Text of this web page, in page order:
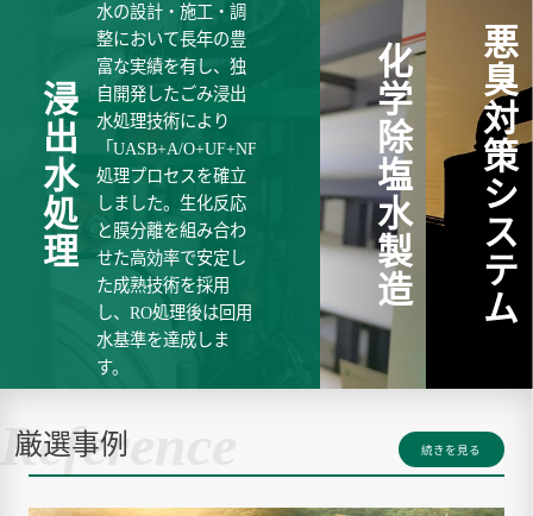
浸
出
水
処
理
水の設計・施工・調
整において長年の豊
富な実績を有し、独
自開発したごみ浸出
水処理技術により
「UASB+A/O+UF+NF+RO」
処理プロセスを確立
しました。生化反応
と膜分離を組み合わ
せた高効率で安定し
た成熟技術を採用
し、RO処理後は回用
水基準を達成しま
す。
化
学
除
塩
水
製
造
悪
臭
対
策
シ
ス
テ
ム
続きを見る
厳選事例
Reference